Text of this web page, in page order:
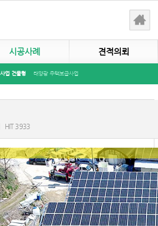
시공사례 견적의뢰
업 건물형 태양광 주택보급사업
HIT 3933